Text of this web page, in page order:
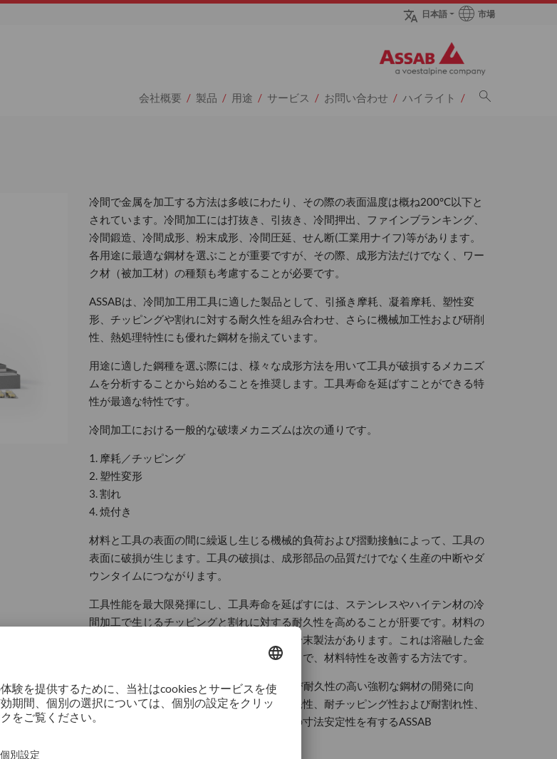
日本語 市場
sページへ
会社概要 製品 用途 サービス お問い合わせ ハイライト
冷間で金属を加工する方法は多岐にわたり、その際の表面温度は概ね200°C以下と
されています。冷間加工には打抜き、引抜き、冷間押出、ファインブランキング、
冷間鍛造、冷間成形、粉末成形、冷間圧延、せん断(工業用ナイフ)等があります。
各用途に最適な鋼材を選ぶことが重要ですが、その際、成形方法だけでなく、ワー
ク材（被加工材）の種類も考慮することが必要です。
ASSABは、冷間加工用工具に適した製品として、引掻き摩耗、凝着摩耗、塑性変
形、チッピングや割れに対する耐久性を組み合わせ、さらに機械加工性および研削
性、熱処理特性にも優れた鋼材を揃えています。
用途に適した鋼種を選ぶ際には、様々な成形方法を用いて工具が破損するメカニズ
ムを分析することから始めることを推奨します。工具寿命を延ばすことができる特
性が最適な特性です。
冷間加工における一般的な破壊メカニズムは次の通りです。
1. 摩耗／チッピング
2. 塑性変形
3. 割れ
4. 焼付き
材料と工具の表面の間に繰返し生じる機械的負荷および摺動接触によって、工具の
表面に破損が生じます。工具の破損は、成形部品の品質だけでなく生産の中断やダ
ウンタイムにつながります。
工具性能を最大限発揮にし、工具寿命を延ばすには、ステンレスやハイテン材の冷
間加工で生じるチッピングと割れに対する耐久性を高めることが肝要です。材料の
延性・靭性を高めるための有効な方法に、粉末製法があります。これは溶融した金
属を噴霧して粉末状にしてから凝固することで、材料特性を改善する方法です。
ASSABの商品開発の動向は、耐摩耗性および耐久性の高い強靭な鋼材の開発に向
いています。優れた耐焼付き性、耐凝着摩耗性、耐チッピング性および耐割れ性、
高い圧縮強さ、焼入れ性、および熱処理時の寸法安定性を有するASSAB